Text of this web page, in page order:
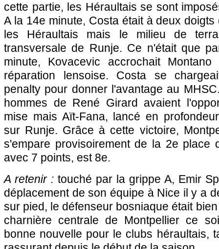
cette partie, les Héraultais se sont
A la 14e minute, Costa était à deux
les Héraultais mais le milieu de
transversale de Runje. Ce n'était que
minute, Kovacevic accrochait
réparation lensoise. Costa se
penalty pour donner l'avantage au
hommes de René Girard avaient
mise mais Aït-Fana, lancé en
sur Runje. Grâce à cette victoire,
s'empare provisoirement de la 2e place
avec 7 points, est 8e.
A retenir : touché par la grippe A, Emir
déplacement de son équipe à Nice il y a
sur pied, le défenseur bosniaque était
charnière centrale de Montpellier ce
bonne nouvelle pour le clubs héraultais,